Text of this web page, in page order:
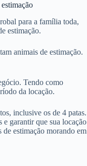
para a família toda,
estimação.
animais de estimação.
Tendo como
da locação.
inclusive os de 4 patas.
e garantir que sua locação
de estimação morando em